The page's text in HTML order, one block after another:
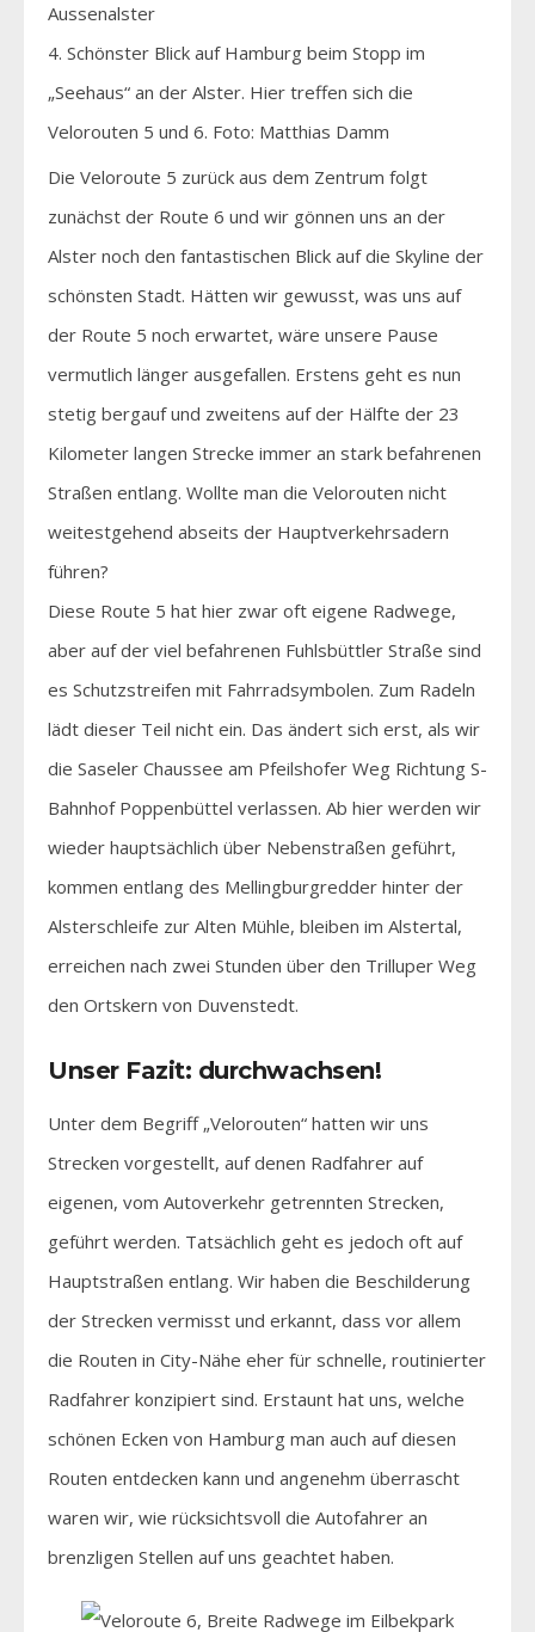
4. Schönster Blick auf Hamburg beim Stopp im
„Seehaus“ an der Alster. Hier treffen sich die
Velorouten 5 und 6. Foto: Matthias Damm
Die Veloroute 5 zurück aus dem Zentrum folgt
zunächst der Route 6 und wir gönnen uns an der
Alster noch den fantastischen Blick auf die Skyline der
schönsten Stadt. Hätten wir gewusst, was uns auf
der Route 5 noch erwartet, wäre unsere Pause
vermutlich länger ausgefallen. Erstens geht es nun
stetig bergauf und zweitens auf der Hälfte der 23
Kilometer langen Strecke immer an stark befahrenen
Straßen entlang. Wollte man die Velorouten nicht
weitestgehend abseits der Hauptverkehrsadern
führen?
Diese Route 5 hat hier zwar oft eigene Radwege,
aber auf der viel befahrenen Fuhlsbüttler Straße sind
es Schutzstreifen mit Fahrradsymbolen. Zum Radeln
lädt dieser Teil nicht ein. Das ändert sich erst, als wir
die Saseler Chaussee am Pfeilshofer Weg Richtung S-
Bahnhof Poppenbüttel verlassen. Ab hier werden wir
wieder hauptsächlich über Nebenstraßen geführt,
kommen entlang des Mellingburgredder hinter der
Alsterschleife zur Alten Mühle, bleiben im Alstertal,
erreichen nach zwei Stunden über den Trilluper Weg
den Ortskern von Duvenstedt.
Unser Fazit: durchwachsen!
Unter dem Begriff „Velorouten“ hatten wir uns
Strecken vorgestellt, auf denen Radfahrer auf
eigenen, vom Autoverkehr getrennten Strecken,
geführt werden. Tatsächlich geht es jedoch oft auf
Hauptstraßen entlang. Wir haben die Beschilderung
der Strecken vermisst und erkannt, dass vor allem
die Routen in City-Nähe eher für schnelle, routinierter
Radfahrer konzipiert sind. Erstaunt hat uns, welche
schönen Ecken von Hamburg man auch auf diesen
Routen entdecken kann und angenehm überrascht
waren wir, wie rücksichtsvoll die Autofahrer an
brenzligen Stellen auf uns geachtet haben.